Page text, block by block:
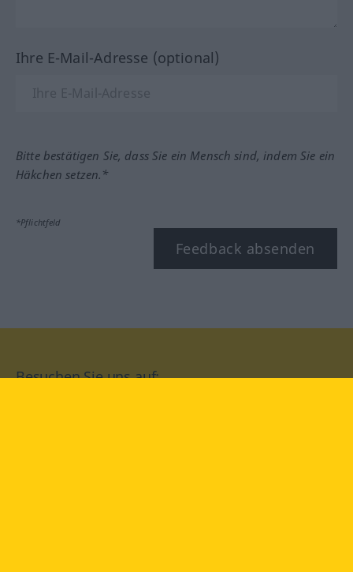
Ihre E-Mail-Adresse (optional)
Bitte bestätigen Sie, dass Sie ein Mensch sind, indem Sie ein
Häkchen setzen.*
*Pflichtfeld
Feedback absenden
Besuchen Sie uns auf: